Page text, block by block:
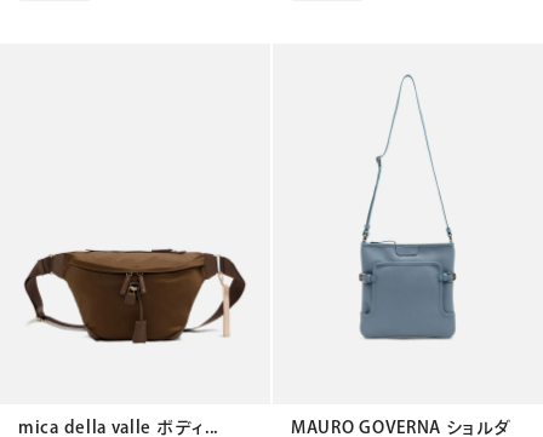
mica della valle ボディ...
MAURO GOVERNA ショルダ